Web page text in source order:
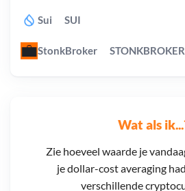
Wat als
Zie hoeveel waarde je
je dollar-cost averaging
verschillende
Sui SUI
StonkBroker STONKBROKER